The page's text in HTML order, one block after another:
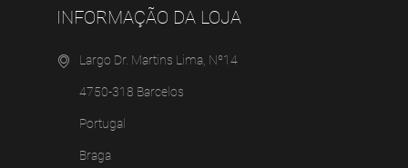
INFORMAÇÃO DA LOJA
Largo Dr. Martins Lima, Nº14
4750-318 Barcelos
Portugal
Braga